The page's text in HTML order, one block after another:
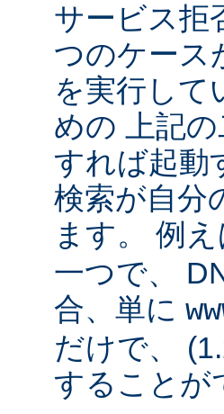
サービス拒
つのケース
を実行して
めの 上記
すれば起動
検索が自分
ます。 例え
一つで、
合、単に
だけで、
することが